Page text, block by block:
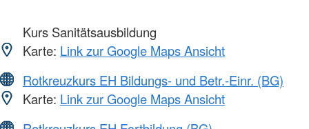
Kurs Sanitätsausbildung
Karte: Link zur Google Maps Ansicht
Rotkreuzkurs EH Bildungs- und Betr.-Einr. (BG)
Karte: Link zur Google Maps Ansicht